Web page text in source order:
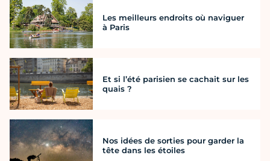
Les meilleurs endroits où naviguer
à Paris
Et si l’été parisien se cachait sur les
quais ?
Nos idées de sorties pour garder la
tête dans les étoiles